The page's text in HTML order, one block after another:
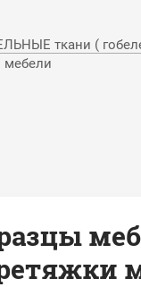
ткани (
мебели